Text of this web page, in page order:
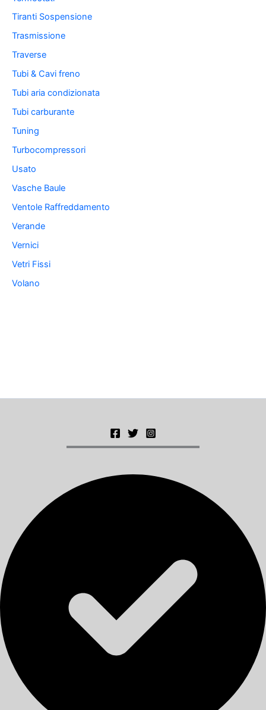
Tiranti Sospensione
Trasmissione
Traverse
Tubi & Cavi freno
Tubi aria condizionata
Tubi carburante
Tuning
Turbocompressori
Usato
Vasche Baule
Ventole Raffreddamento
Verande
Vernici
Vetri Fissi
Volano